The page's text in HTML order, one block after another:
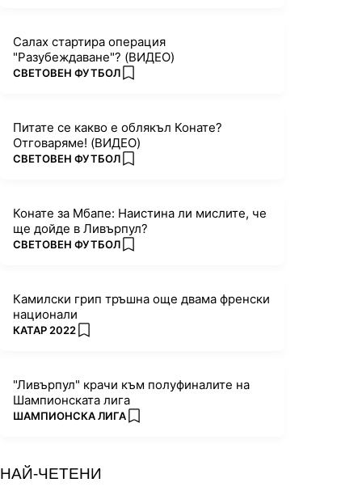
Салах стартира операция
"Разубеждаване"? (ВИДЕО)
ПОВЕЧЕ ОТ
СВЕТОВЕН ФУТБОЛ add favorites
Питате се какво е облякъл Конате?
Отговаряме! (ВИДЕО)
ПОВЕЧЕ ОТ
СВЕТОВЕН ФУТБОЛ add favorites
Конате за Мбапе: Наистина ли мислите, че
ще дойде в Ливърпул?
ПОВЕЧЕ ОТ
СВЕТОВЕН ФУТБОЛ add favorites
Камилски грип тръшна още двама френски
национали
ПОВЕЧЕ ОТ
КАТАР 2022 add favorites
"Ливърпул" крачи към полуфиналите на
Шампионската лига
ПОВЕЧЕ ОТ
ШАМПИОНСКА ЛИГА add favorites
НАЙ-ЧЕТЕНИ